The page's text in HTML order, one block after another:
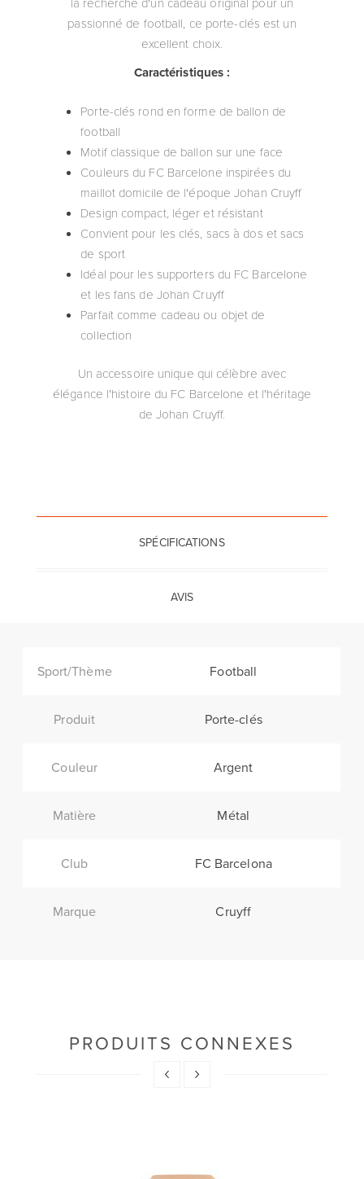
passionné de football, ce porte-clés est un
excellent choix.
Caractéristiques :
Porte-clés rond en forme de ballon de
football
Motif classique de ballon sur une face
Couleurs du FC Barcelone inspirées du
maillot domicile de l'époque Johan Cruyff
Design compact, léger et résistant
Convient pour les clés, sacs à dos et sacs
de sport
Idéal pour les supporters du FC Barcelone
et les fans de Johan Cruyff
Parfait comme cadeau ou objet de
collection
Un accessoire unique qui célèbre avec
élégance l'histoire du FC Barcelone et l'héritage
de Johan Cruyff.
SPÉCIFICATIONS
AVIS
Sport/Thème Football
Produit Porte-clés
Couleur Argent
Matière Métal
Club FC Barcelona
Marque Cruyff
PRODUITS CONNEXES